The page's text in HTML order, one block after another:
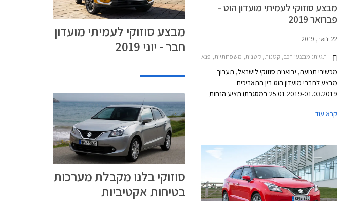
מבצע סוזוקי לעמיתי מועדון הוט -
פברואר 2019
22 ינואר, 2019
תגיות: מבצעי רכב, קטנות, קטנות, משפחתיות, פנאי שטח, סוזוקי, סוזוקי בלנו 2016-2020, סוזוקי סוויפט 2017-2020, סוזוקי קרוסאובר 2017-2022סוזוקי סלריו 2016-2019
מכשירי תנועה, יבואנית סוזוקי לישראל, תערוך
מבצע לחברי מועדון הוט בין התאריכים
25.01.2019-01.03.2019 במסגרתו תציע הנחות
קולית, מצלמת רוורס, קישוריות בלוטות', אפליקציית
הנחה ברכישת אביזרים בהתקנה מקומית. המבצע
יתקיים ב- 23 אולמות התצוגה של סוזוקי ברחבי
הארץ.
קרא עוד
מבצע סוזוקי לעמיתי מועדון
חבר - יוני 2019
סוזוקי בלנו מקבלת מערכות
בטיחות אקטיביות